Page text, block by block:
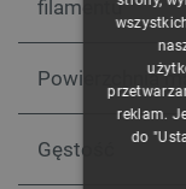
filamentu
Powierzchnia
Gęstość
reklam.
do